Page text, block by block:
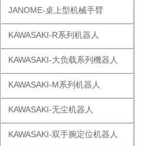
JANOME-桌上型机械手臂
KAWASAKI-R系列机器人
KAWASAKI-大负载系列機器人
KAWASAKI-M系列机器人
KAWASAKI-无尘机器人
KAWASAKI-双手腕定位机器人